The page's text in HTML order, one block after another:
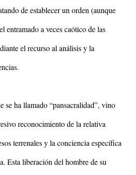
de establecer un orden (aunque
entramado a veces caótico de las
el recurso al análisis y la
se ha llamado “pansacralidad”, vino
reconocimiento de la relativa
terrenales y la conciencia específica
Esta liberación del hombre de su